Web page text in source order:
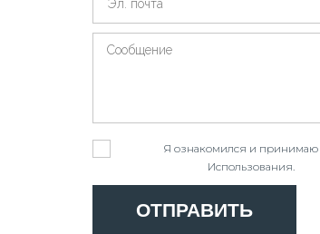
Я ознакомился и принимаю
Использования.
ОТПРАВИТЬ